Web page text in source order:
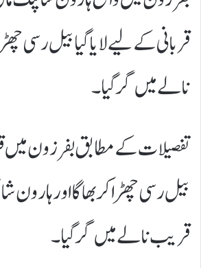
قربانی کے لیے لایا گیا بیل رسی
نالے میں گرگیا۔
تفصیلات کے مطابق بفرزون میں
بیل رسی چھڑا کر بھاگا اور ہارون
قریب نالے میں گر گیا۔